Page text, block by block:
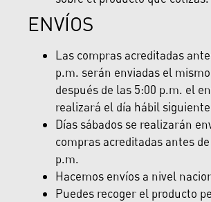
ENVÍOS
Las compras acreditadas
p.m. serán enviadas el mismo
después de las 5:00 p.m. el
realizará el día hábil siguiente
Días sábados se realizarán
compras acreditadas antes
p.m.
Hacemos envíos a nivel
Puedes recoger el producto